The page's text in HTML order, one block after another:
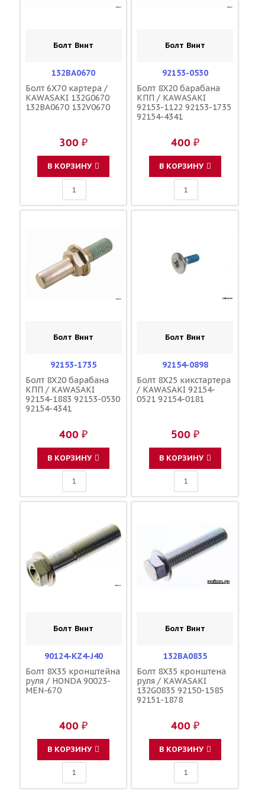
Болт Винт
132BA0670
Болт 6X70 картера /
KAWASAKI 132G0670
132BA0670 132V0670
300 ₽
В КОРЗИНУ
Болт Винт
92153-0530
Болт 8X20 барабана
КПП / KAWASAKI
92153-1122 92153-1735
92154-4341
400 ₽
В КОРЗИНУ
Болт Винт
92153-1735
Болт 8X20 барабана
КПП / KAWASAKI
92154-1883 92153-0530
92154-4341
400 ₽
В КОРЗИНУ
Болт Винт
92154-0898
Болт 8X25 кикстартера
/ KAWASAKI 92154-
0521 92154-0181
500 ₽
В КОРЗИНУ
Болт Винт
90124-KZ4-J40
Болт 8X35 кронштейна
руля / HONDA 90023-
MEN-670
400 ₽
В КОРЗИНУ
Болт Винт
132BA0835
Болт 8X35 кронштена
руля / KAWASAKI
132G0835 92150-1585
92151-1878
400 ₽
В КОРЗИНУ